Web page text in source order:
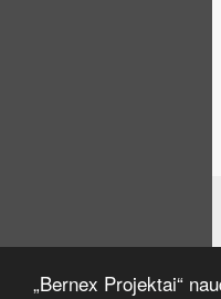
„Bernex Projektai“